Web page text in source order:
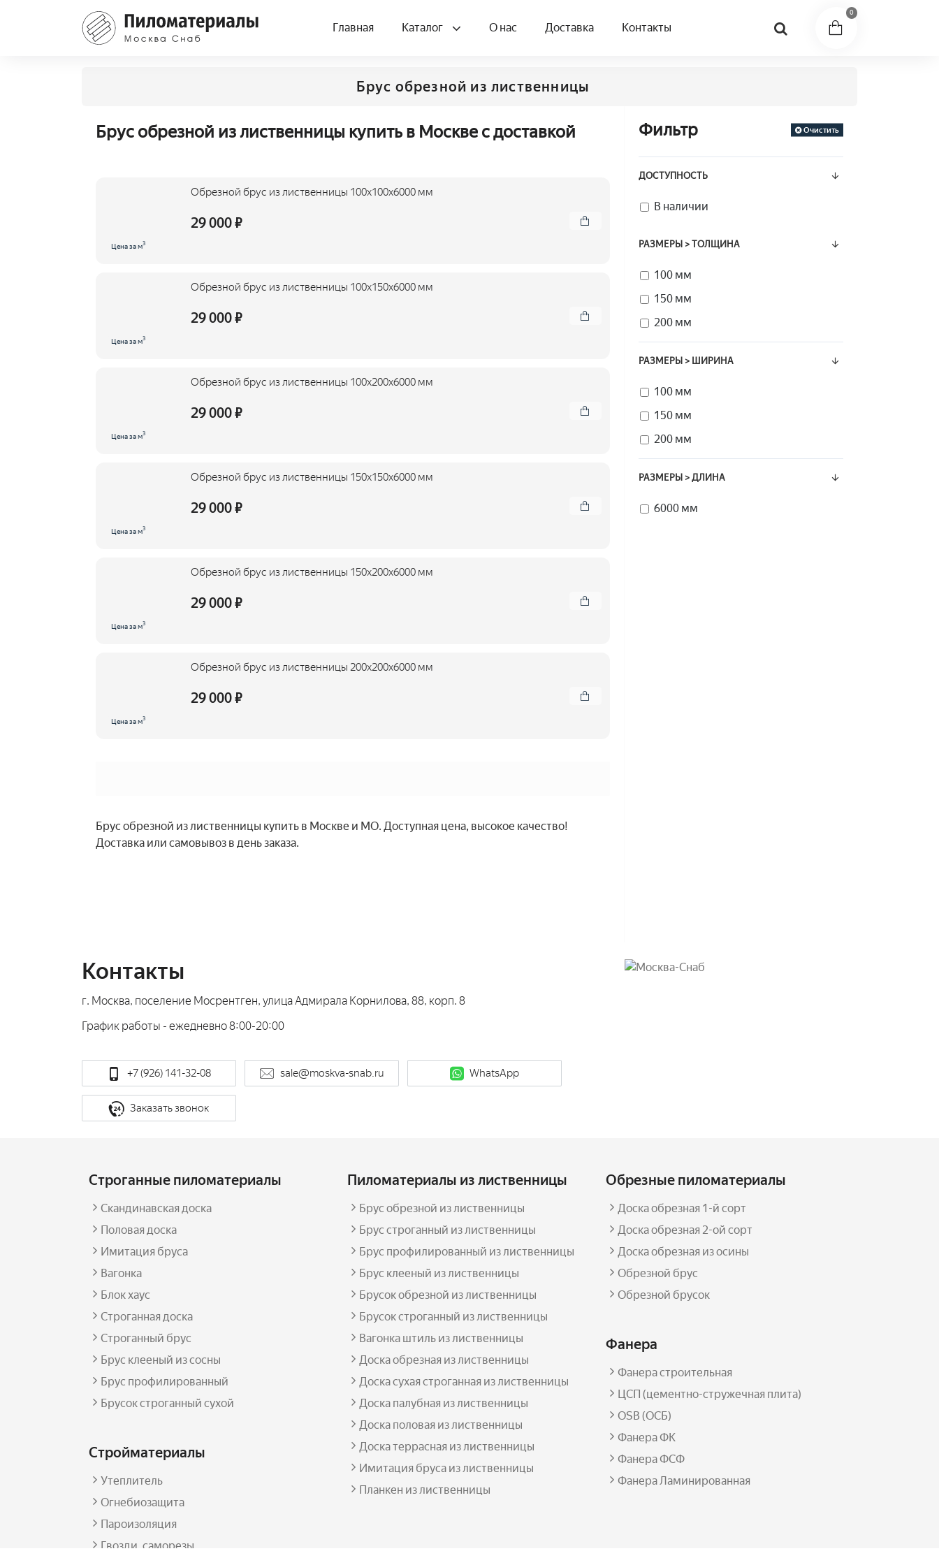
Главная Каталог О нас Доставка Контакты
0
Брус обрезной из лиственницы
Брус обрезной из лиственницы купить в Москве с доставкой
Брус обрезной из лиственницы купить в Москве и МО. Доступная цена, высокое качество!
Доставка или самовывоз в день заказа.
Цена за м3
Обрезной брус из лиственницы 100x100x6000 мм
29 000 ₽
Цена за м3
Обрезной брус из лиственницы 100x150x6000 мм
29 000 ₽
Цена за м3
Обрезной брус из лиственницы 100x200x6000 мм
29 000 ₽
Цена за м3
Обрезной брус из лиственницы 150x150x6000 мм
29 000 ₽
Цена за м3
Обрезной брус из лиственницы 150x200x6000 мм
29 000 ₽
Цена за м3
Обрезной брус из лиственницы 200x200x6000 мм
29 000 ₽
Фильтр Очистить
РАЗМЕРЫ > ТОЛЩИНА
100 мм
150 мм
200 мм
РАЗМЕРЫ > ШИРИНА
100 мм
150 мм
200 мм
РАЗМЕРЫ > ДЛИНА
6000 мм
ДОСТУПНОСТЬ
В наличии
Контакты
г. Москва, поселение Мосрентген, улица Адмирала Корнилова, 88, корп. 8
График работы - ежедневно 8:00-20:00
+7 (926) 141-32-08 sale@moskva-snab.ru WhatsApp
Заказать звонок
Строганные пиломатериалы
Скандинавская доска
Половая доска
Имитация бруса
Вагонка
Блок хаус
Строганная доска
Строганный брус
Брус клееный из сосны
Брус профилированный
Брусок строганный сухой
Стройматериалы
Утеплитель
Огнебиозащита
Пароизоляция
Гвозди, саморезы
Пиломатериалы из лиственницы
Брус обрезной из лиственницы
Брус строганный из лиственницы
Брус профилированный из лиственницы
Брус клееный из лиственницы
Брусок обрезной из лиственницы
Брусок строганный из лиственницы
Вагонка штиль из лиственницы
Доска обрезная из лиственницы
Доска сухая строганная из лиственницы
Доска палубная из лиственницы
Доска половая из лиственницы
Доска террасная из лиственницы
Имитация бруса из лиственницы
Планкен из лиственницы
Обрезные пиломатериалы
Доска обрезная 1-й сорт
Доска обрезная 2-ой сорт
Доска обрезная из осины
Обрезной брус
Обрезной брусок
Фанера
Фанера строительная
ЦСП (цементно-стружечная плита)
OSB (ОСБ)
Фанера ФК
Фанера ФСФ
Фанера Ламинированная